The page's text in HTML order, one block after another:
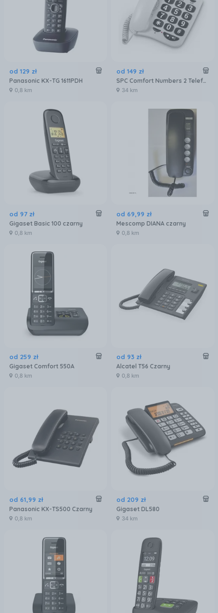
od 129 zł
Panasonic KX-TG 1611PDH
0,8 km
od 149 zł
SPC Comfort Numbers 2 Telefon stacjonarny dla seniorów z dużymi przyciskami
34 km
od 97 zł
Gigaset Basic 100 czarny
0,8 km
od 69,99 zł
Mescomp DIANA czarny
0,8 km
od 259 zł
Gigaset Comfort 550A
0,8 km
od 93 zł
Alcatel T56 Czarny
0,8 km
od 61,99 zł
Panasonic KX-TS500 Czarny
0,8 km
od 209 zł
Gigaset DL580
34 km